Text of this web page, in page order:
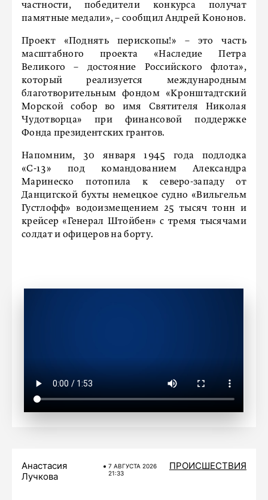
частности, победители конкурса получат
памятные медали», – сообщил Андрей Кононов.
Проект «Поднять перископы!» – это часть
масштабного проекта «Наследие Петра
Великого – достояние Российского флота»,
который реализуется международным
благотворительным фондом «Кронштадтский
Морской собор во имя Святителя Николая
Чудотворца» при финансовой поддержке
Фонда президентских грантов.
Напомним, 30 января 1945 года подлодка
«С-13» под командованием Александра
Маринеско потопила к северо-западу от
Данцигской бухты немецкое судно «Вильгельм
Густлофф» водоизмещением 25 тысяч тонн и
крейсер «Генерал Штойбен» с тремя тысячами
солдат и офицеров на борту.
Анастасия
Лучкова
7 АВГУСТА 2026
21:33
ПРОИСШЕСТВИЯ